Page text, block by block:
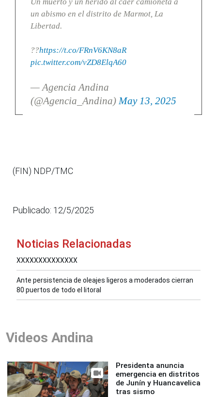
un abismo en el distrito de Marmot, La
Libertad.
??https://t.co/FRnV6KN8aR
pic.twitter.com/vZD8ElqA60
— Agencia Andina
(@Agencia_Andina) May 13, 2025
(FIN) NDP/TMC
Publicado: 12/5/2025
Noticias Relacionadas
XXXXXXXXXXXXXX
Ante persistencia de oleajes ligeros a moderados cierran
80 puertos de todo el litoral
Videos Andina
Presidenta anuncia
emergencia en distritos
de Junín y Huancavelica
tras sismo